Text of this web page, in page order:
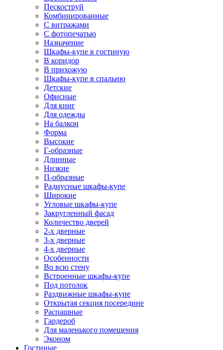
Пескоструй
Комбинированные
С витражами
С фотопечатью
Назначение
Шкафы-купе в гостиную
В коридор
В прихожую
Шкафы-купе в спальню
Детские
Офисные
Для книг
Для одежды
На балкон
Форма
Высокие
Г-образные
Длинные
Низкие
П-образные
Радиусные шкафы-купе
Широкие
Угловые шкафы-купе
Закругленный фасад
Количество дверей
2-х дверные
3-х дверные
4-х дверные
Особенности
Во всю стену
Встроенные шкафы-купе
Под потолок
Раздвижные шкафы-купе
Открытая секция посередине
Распашные
Гардероб
Для маленького помещения
Эконом
Гостиные